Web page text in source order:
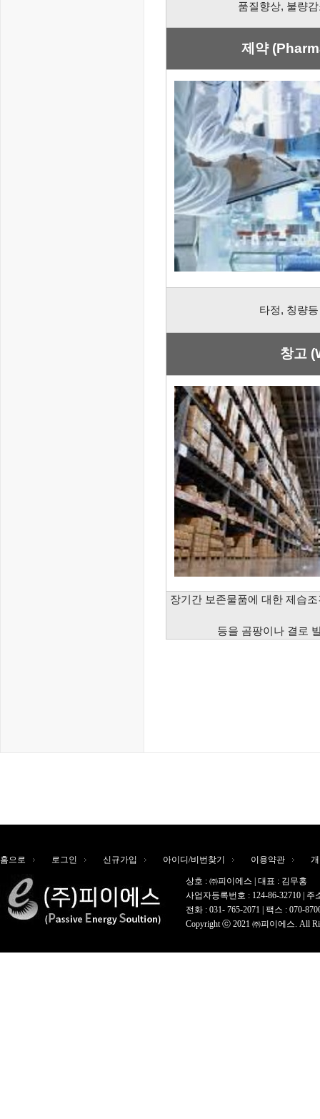
품질향상, 불량
제약
타정, 칭량
창고
장기간 보존물품에 대한 제습
등을 곰팡이나 결로
홈으로 로그인 신규가입 아이디/비번찾기 이용약관
상호 : ㈜피이에스 | 대표 : 김무홍
사업자등록번호 : 124-86-32710 |
전화 : 031- 765-2071 | 팩스 : 070-
Copyright ⓒ 2021 ㈜피이에스. All